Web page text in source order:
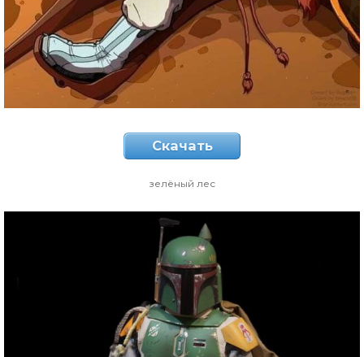
Скачать
зелёный лес